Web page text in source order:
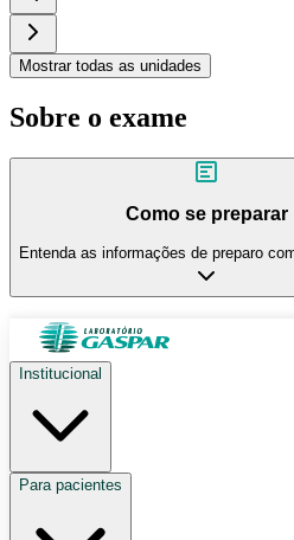
Mostrar todas as unidades
Sobre o exame
Como se preparar
Entenda as informações de preparo
Institucional
Para pacientes